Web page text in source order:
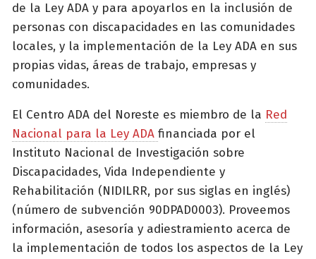
de la Ley ADA y para apoyarlos en la inclusión de
personas con discapacidades en las comunidades
locales, y la implementación de la Ley ADA en sus
propias vidas, áreas de trabajo, empresas y
comunidades.
El Centro ADA del Noreste es miembro de la Red
Nacional para la Ley ADA financiada por el
Instituto Nacional de Investigación sobre
Discapacidades, Vida Independiente y
Rehabilitación (NIDILRR, por sus siglas en inglés)
(número de subvención 90DPAD0003). Proveemos
información, asesoría y adiestramiento acerca de
la implementación de todos los aspectos de la Ley